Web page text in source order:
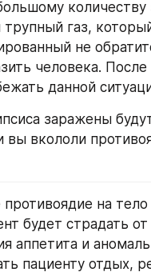
трупный газ,
не
человека.
данной
вы вкололи
противоядие на
будет страдать
аппетита и
пациенту отдых,